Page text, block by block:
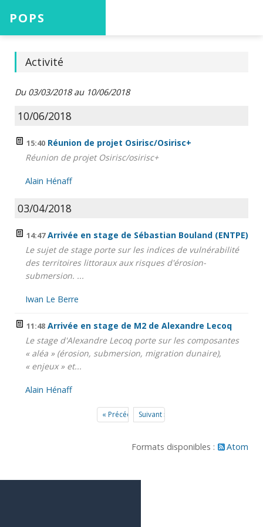
POPS
Accueil
Projets
Aide
Activité
Du 03/03/2018 au 10/06/2018
10/06/2018
15:40 Réunion de projet Osirisc/Osirisc+
Réunion de projet Osirisc/osirisc+
Alain Hénaff
03/04/2018
14:47 Arrivée en stage de Sébastian Bouland (ENTPE)
Le sujet de stage porte sur les indices de vulnérabilité
des territoires littoraux aux risques d'érosion-
submersion. ...
Iwan Le Berre
11:48 Arrivée en stage de M2 de Alexandre Lecoq
Le stage d'Alexandre Lecoq porte sur les composantes
« aléa » (érosion, submersion, migration dunaire),
« enjeux » et...
Alain Hénaff
« PrécédentSuivant »
Formats disponibles : Atom